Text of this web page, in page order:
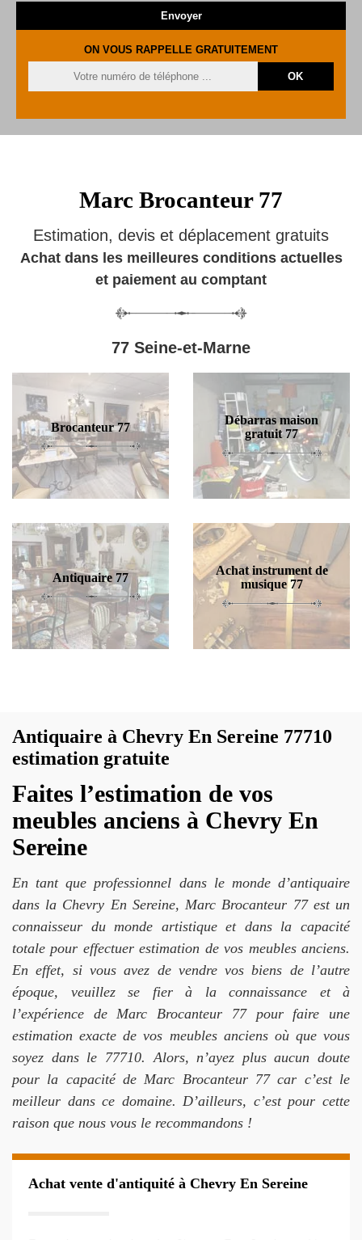
ON VOUS RAPPELLE GRATUITEMENT
Marc Brocanteur 77
Estimation, devis et déplacement gratuits
Achat dans les meilleures conditions actuelles
et paiement au comptant
77 Seine-et-Marne
Brocanteur 77
Débarras maison
gratuit 77
Antiquaire 77
Achat instrument de
musique 77
Antiquaire à Chevry En Sereine 77710
estimation gratuite
Faites l’estimation de vos
meubles anciens à Chevry En
Sereine
En tant que professionnel dans le monde d’antiquaire
dans la Chevry En Sereine, Marc Brocanteur 77 est un
connaisseur du monde artistique et dans la capacité
totale pour effectuer estimation de vos meubles anciens.
En effet, si vous avez de vendre vos biens de l’autre
époque, veuillez se fier à la connaissance et à
l’expérience de Marc Brocanteur 77 pour faire une
estimation exacte de vos meubles anciens où que vous
soyez dans le 77710. Alors, n’ayez plus aucun doute
pour la capacité de Marc Brocanteur 77 car c’est le
meilleur dans ce domaine. D’ailleurs, c’est pour cette
raison que nous vous le recommandons !
Achat vente d'antiquité à Chevry En Sereine